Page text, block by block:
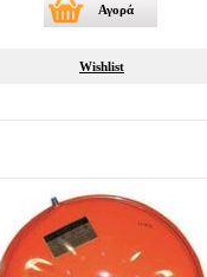
Αγορά
Wishlist